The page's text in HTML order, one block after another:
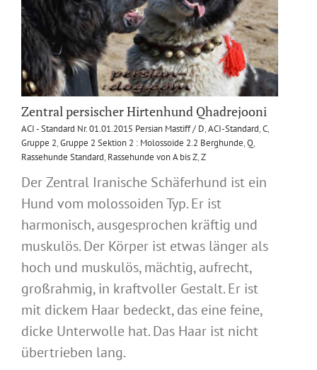
Zentral persischer Hirtenhund Qhadrejooni
ACI - Standard Nr. 01.01.2015 Persian Mastiff / D,ACI-Standard,C,
Gruppe 2,Gruppe 2 Sektion 2 : Molossoide 2.2 Berghunde,Q,
Rassehunde Standard, Rassehunde von A bis Z,Z
Der Zentral Iranische Schäferhund ist ein
Hund vom molossoiden Typ. Er ist
harmonisch, ausgesprochen kräftig und
muskulös. Der Körper ist etwas länger als
hoch und muskulös, mächtig, aufrecht,
großrahmig, in kraftvoller Gestalt. Er ist
mit dickem Haar bedeckt, das eine feine,
dicke Unterwolle hat. Das Haar ist nicht
übertrieben lang.